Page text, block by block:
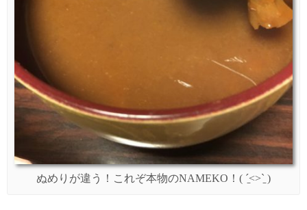
ぬめりが違う！これぞ本物のNAMEKO！( ˊ̱˂˃ˋ̱ )